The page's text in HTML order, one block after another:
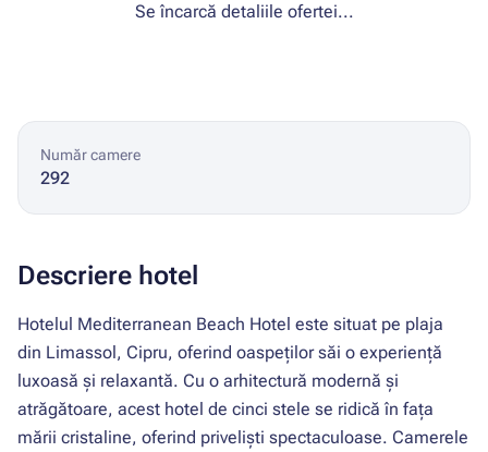
Se încarcă detaliile ofertei...
Număr camere
292
Descriere hotel
Hotelul Mediterranean Beach Hotel este situat pe plaja
din Limassol, Cipru, oferind oaspeților săi o experiență
luxoasă și relaxantă. Cu o arhitectură modernă și
atrăgătoare, acest hotel de cinci stele se ridică în fața
mării cristaline, oferind priveliști spectaculoase. Camerele